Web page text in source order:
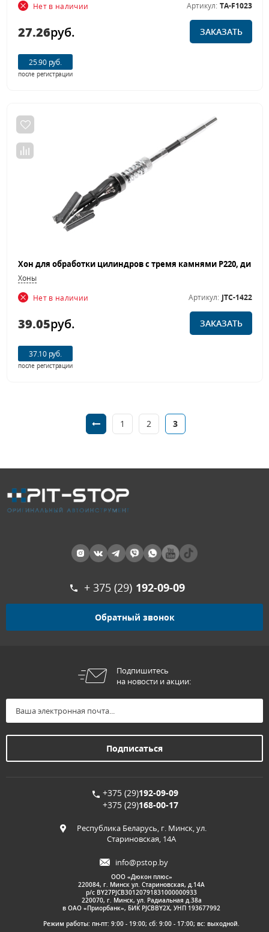
Нет в наличии
Артикул: TA-F1023
27.26руб. ЗАКАЗАТЬ
25.90 руб.
после регистрации
Хоны
Нет в наличии
Артикул: JTC-1422
39.05руб. ЗАКАЗАТЬ
37.10 руб.
после регистрации
1 2 3
+ 375 (29) 192-09-09
Обратный звонок
Подпишитесь
на новости и акции:
+375 (29)192-09-09
+375 (29)168-00-17
Республика Беларусь, г. Минск, ул.
Стариновская, 14А
info@pstop.by
ООО «Дюкон плюс»
220084, г. Минск ул. Стариновская, д.14А
р/с BY27PJCB30120791831000000933
220070, г. Минск, ул. Радиальная д.38а
в ОАО «Приорбанк», БИК PJCBBY2X, УНП 193677992
Режим работы: пн-пт: 9:00 - 19:00; сб: 9:00 - 17:00; вс: выходной.